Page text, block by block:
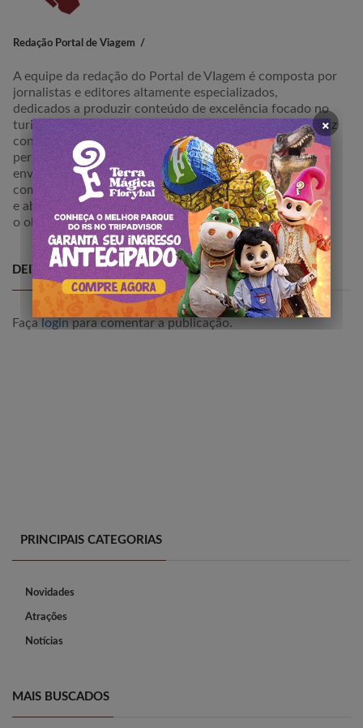
Redação Portal de Viagem
A equipe da redação do Portal de VIagem é composta por
jornalistas e editores altamente especializados,
dedicados a produzir conteúdo de excelência focado no
turismo em âmbito regional e nacional. Nossa equipe traz
consigo um profundo conhecimento e paixão pelo setor,
permitindo-nos oferecer informações abrangentes e
envolventes para os nossos leitores. Estamos
comprometidos em proporcionar uma perspectiva única
e abalizada sobre destinos, atrações e experiências, com
o objetivo de inspirar e guiar viajantes em suas jornadas.
DEIXE SEU COMETÁRIO
Faça login para comentar a publicação.
PRINCIPAIS CATEGORIAS
Novidades
Atrações
Notícias
MAIS BUSCADOS
×